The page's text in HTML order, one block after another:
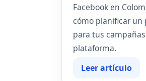
Facebook en
cómo planificar
para tus
plataforma.
Leer artículo